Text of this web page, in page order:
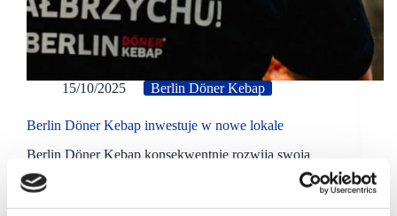
15/10/2025 Berlin Döner Kebap
Berlin Döner Kebap inwestuje w nowe lokale
Berlin Döner Kebap konsekwentnie rozwija swoją
sieć w Polsce i otworzył już 89 restaurację, tym razem
w Wałbrzychu. Nowy lokal mieści się w Centrum